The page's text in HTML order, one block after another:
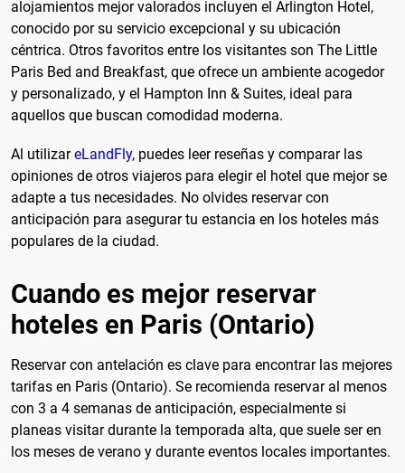
alojamientos mejor valorados incluyen el Arlington Hotel,
conocido por su servicio excepcional y su ubicación
céntrica. Otros favoritos entre los visitantes son The Little
Paris Bed and Breakfast, que ofrece un ambiente acogedor
y personalizado, y el Hampton Inn & Suites, ideal para
aquellos que buscan comodidad moderna.
Al utilizareLandFly, puedes leer reseñas y comparar las
opiniones de otros viajeros para elegir el hotel que mejor se
adapte a tus necesidades. No olvides reservar con
anticipación para asegurar tu estancia en los hoteles más
populares de la ciudad.
Cuando es mejor reservar
hoteles en Paris (Ontario)
Reservar con antelación es clave para encontrar las mejores
tarifas en Paris (Ontario). Se recomienda reservar al menos
con 3 a 4 semanas de anticipación, especialmente si
planeas visitar durante la temporada alta, que suele ser en
los meses de verano y durante eventos locales importantes.